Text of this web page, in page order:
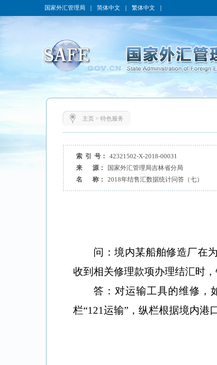
国家外汇管理局 简体中文 繁体中文
主页> 特色服务
索 引 号：
42321502-X-2018-00031
来 源：
国家外汇管理局吉林省分局
名 称：
2018年结售汇数据统计问答（七）
问：境内某船舶修造厂在
收到相关修理款项办理结汇时
答：对运输工具的维修，
栏“121运输”，纵栏根据境内港